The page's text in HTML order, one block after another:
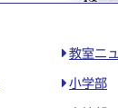
教室ニ
小学部